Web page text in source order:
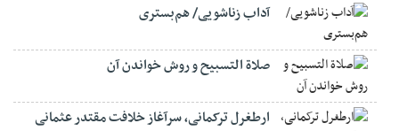
آداب زناشویی/ هم‌بستری
صلاة التسبيح و روش خواندن آن
ارطغرل ترکمانی، سرآغاز خلافت مقتدر عثمانی